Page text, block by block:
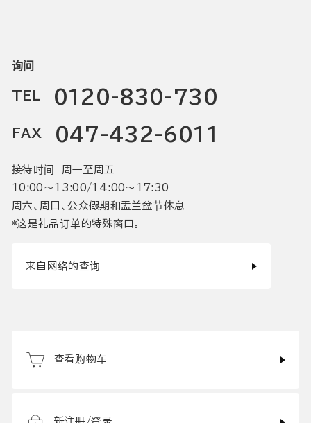
询问
TEL 0120-830-730
FAX 047-432-6011
接待时间 周一至周五
10:00〜13:00/14:00〜17:30
周六、周日、公众假期和盂兰盆节休息
*这是礼品订单的特殊窗口。
来自网络的查询
查看购物车